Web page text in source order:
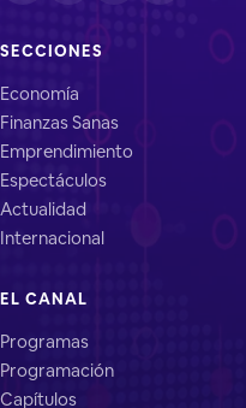
SECCIONES
Economía
Finanzas Sanas
Emprendimiento
Espectáculos
Actualidad
Internacional
EL CANAL
Programas
Programación
Capítulos